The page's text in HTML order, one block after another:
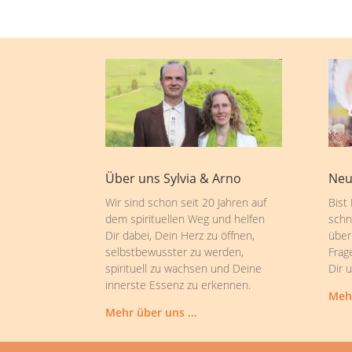
Über uns Sylvia & Arno
Wir sind schon seit 20 Jahren auf
dem spirituellen Weg und helfen
Dir dabei, Dein Herz zu öffnen,
selbstbewusster zu werden,
spirituell zu wachsen und Deine
innerste Essenz zu erkennen.
Mehr über uns …
Bist
Dir